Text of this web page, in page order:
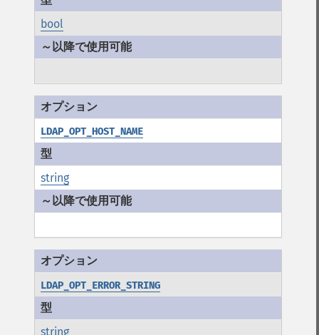
bool
LDAP_OPT_HOST_NAME
string
LDAP_OPT_ERROR_STRING
string